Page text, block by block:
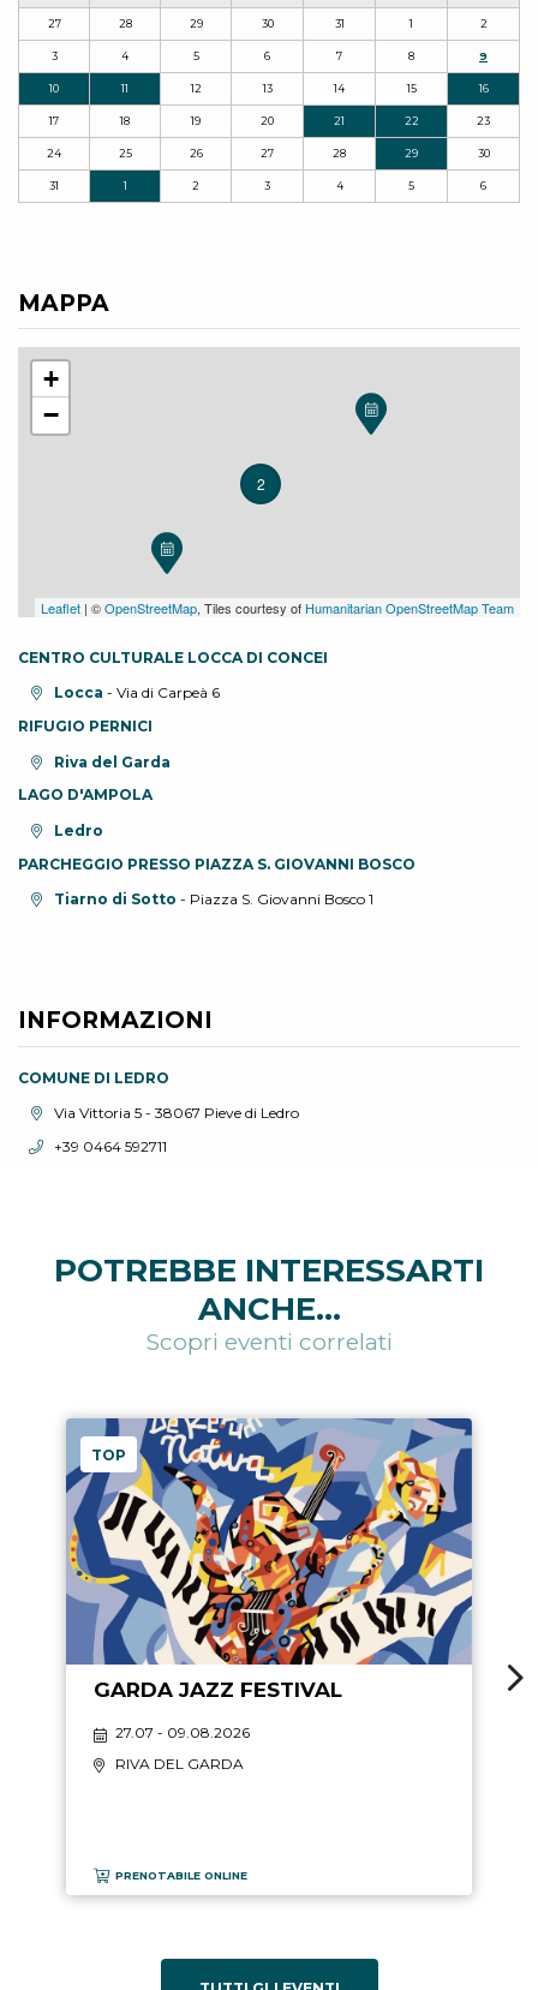
27 28 29 30 31 1 2
3 4 5 6 7 8 9
10 11 12 13 14 15 16
17 18 19 20 21 22 23
24 25 26 27 28 29 30
31 1 2 3 4 5 6
MAPPA
2
+
−
Leaflet | ©OpenStreetMap, Tiles courtesy of Humanitarian OpenStreetMap Team
CENTRO CULTURALE LOCCA DI CONCEI
Località:Locca - Via di Carpeà 6
RIFUGIO PERNICI
Località:Riva del Garda
LAGO D'AMPOLA
Località:Ledro
PARCHEGGIO PRESSO PIAZZA S. GIOVANNI BOSCO
Località:Tiarno di Sotto - Piazza S. Giovanni Bosco 1
INFORMAZIONI
COMUNE DI LEDRO
Località:Via Vittoria 5 - 38067 Pieve di Ledro
Telefono:
+39 0464 592711
POTREBBE INTERESSARTI
ANCHE...
Scopri eventi correlati
TOP
GARDA JAZZ FESTIVAL
27.07 - 09.08.2026
RIVA DEL GARDA
PRENOTABILE ONLINE